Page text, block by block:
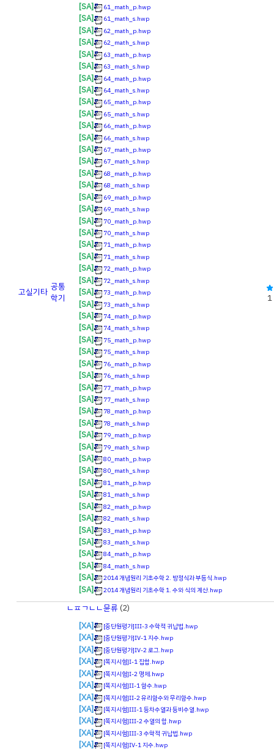
고실기타 공통
학기
[SA]
61_math_p.hwp
[SA] 61_math_s.hwp
[SA] 62_math_p.hwp
[SA] 62_math_s.hwp
[SA] 63_math_p.hwp
[SA] 63_math_s.hwp
[SA] 64_math_p.hwp
[SA] 64_math_s.hwp
[SA] 65_math_p.hwp
[SA] 65_math_s.hwp
[SA] 66_math_p.hwp
[SA] 66_math_s.hwp
[SA] 67_math_p.hwp
[SA] 67_math_s.hwp
[SA] 68_math_p.hwp
[SA] 68_math_s.hwp
[SA] 69_math_p.hwp
[SA] 69_math_s.hwp
[SA] 70_math_p.hwp
[SA] 70_math_s.hwp
[SA] 71_math_p.hwp
[SA] 71_math_s.hwp
[SA] 72_math_p.hwp
[SA] 72_math_s.hwp
[SA] 73_math_p.hwp
[SA] 73_math_s.hwp
[SA] 74_math_p.hwp
[SA] 74_math_s.hwp
[SA] 75_math_p.hwp
[SA] 75_math_s.hwp
[SA] 76_math_p.hwp
[SA] 76_math_s.hwp
[SA] 77_math_p.hwp
[SA] 77_math_s.hwp
[SA] 78_math_p.hwp
[SA] 78_math_s.hwp
[SA] 79_math_p.hwp
[SA] 79_math_s.hwp
[SA] 80_math_p.hwp
[SA] 80_math_s.hwp
[SA] 81_math_p.hwp
[SA] 81_math_s.hwp
[SA] 82_math_p.hwp
[SA] 82_math_s.hwp
[SA] 83_math_p.hwp
[SA] 83_math_s.hwp
[SA] 84_math_p.hwp
[SA] 84_math_s.hwp
[SA] 2014 개념원리 기초수학 2. 방정식과 부등식.hwp
[SA] 2014 개념원리 기초수학 1. 수와 식의 계산.hwp
1
ㄴㅍㄱㄴㄴ뮨류 (2)
[XA]
[중단원평가]Ⅲ-3 수학적 귀납법.hwp
[XA] [중단원평가]Ⅳ-1 지수.hwp
[XA] [중단원평가]Ⅳ-2 로그.hwp
[XA] [쪽지시험]Ⅰ-1 집합.hwp
[XA] [쪽지시험]Ⅰ-2 명제.hwp
[XA] [쪽지시험]Ⅱ-1 함수.hwp
[XA] [쪽지시험]Ⅱ-2 유리함수와 무리함수.hwp
[XA] [쪽지시험]Ⅲ-1 등차수열과 등비수열.hwp
[XA] [쪽지시험]Ⅲ-2 수열의 합.hwp
[XA] [쪽지시험]Ⅲ-3 수학적 귀납법.hwp
[XA] [쪽지시험]Ⅳ-1 지수.hwp